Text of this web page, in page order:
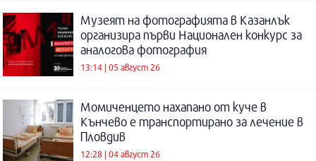
Музеят на фотографията в Казанлък
организира първи Национален конкурс за
аналогова фотография
13:14 | 05 август 26
Момиченцето нахапано от куче в
Кънчево е транспортирано за лечение в
Пловдив
12:28 | 04 август 26